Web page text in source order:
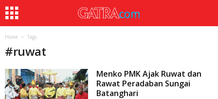
Home Tags
#ruwat
Menko PMK Ajak Ruwat dan
Rawat Peradaban Sungai
Batanghari